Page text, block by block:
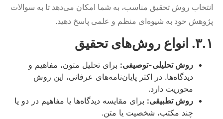
انتخاب روش تحقیق مناسب، به شما امکان می‌دهد تا به سوالات
پژوهش خود به شیوه‌ای منظم و علمی پاسخ دهید.
۳.۱. انواع روش‌های تحقیق
روش تحلیلی-توصیفی: برای تحلیل متون، مفاهیم و
دیدگاه‌ها. در اکثر پایان‌نامه‌های عرفانی، این روش
محوریت دارد.
روش تطبیقی: برای مقایسه دیدگاه‌ها یا مفاهیم در دو یا
چند مکتب، شخصیت یا متن.